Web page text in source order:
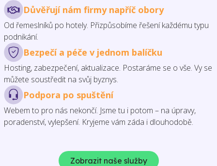
Důvěřují nám firmy napříč obory
Od řemeslníků po hotely. Přizpůsobíme řešení každému typu
podnikání.
Bezpečí a péče v jednom balíčku
Hosting, zabezpečení, aktualizace. Postaráme se o vše. Vy se
můžete soustředit na svůj byznys.
Podpora po spuštění
Webem to pro nás nekončí. Jsme tu i potom – na úpravy,
poradenství, vylepšení. Kryjeme vám záda i dlouhodobě.
Zobrazit naše služby